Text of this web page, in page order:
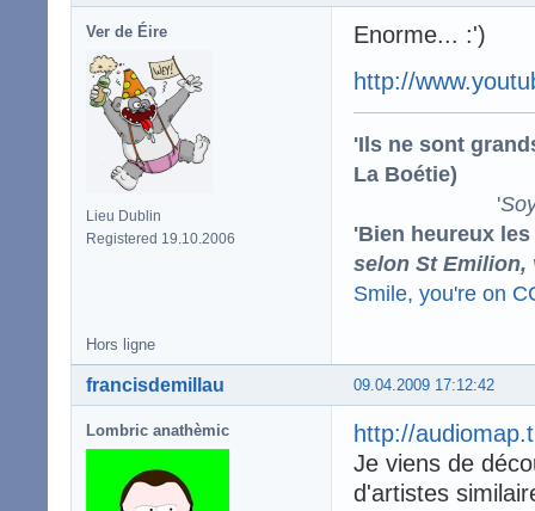
Ver de Éire
Lieu Dublin
Registered 19.10.2006
Enorme... :')
http://
'Ils ne sont
La Boétie)
'
'Bien heureux
selon St Emilion,
Smile, you're on
Hors ligne
09.04.2009 17:12:42
francisdemillau
Lombric anathèmic
http://
Je viens de
d'artistes